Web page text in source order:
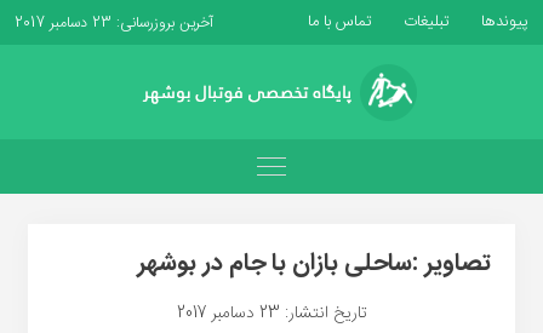
پیوندها تبلیغات تماس با ما آخرین بروزرسانی: 23 دسامبر 2017
تصاویر :ساحلی بازان با جام در بوشهر
تاریخ انتشار: 23 دسامبر 2017